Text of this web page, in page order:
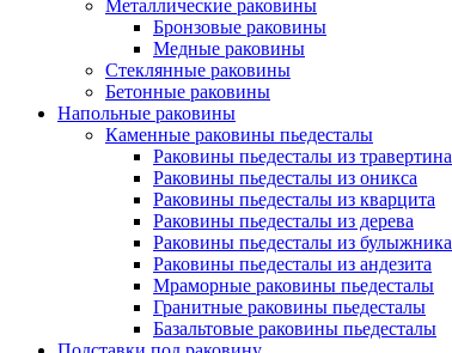
Металлические раковины
Бронзовые раковины
Медные раковины
Стеклянные раковины
Бетонные раковины
Напольные раковины
Каменные раковины пьедесталы
Раковины пьедесталы из травертина
Раковины пьедесталы из оникса
Раковины пьедесталы из кварцита
Раковины пьедесталы из дерева
Раковины пьедесталы из булыжника
Раковины пьедесталы из андезита
Мраморные раковины пьедесталы
Гранитные раковины пьедесталы
Базальтовые раковины пьедесталы